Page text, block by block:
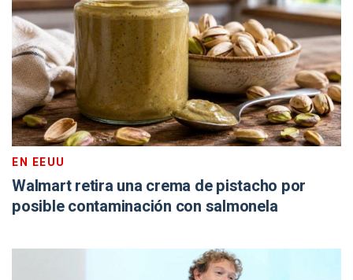
EN EEUU
Walmart retira una crema de pistacho por
posible contaminación con salmonela